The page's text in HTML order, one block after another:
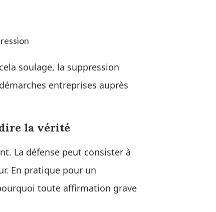
soulage, la suppression
entreprises auprès
la vérité
La défense peut consister à
En pratique pour un
toute affirmation grave